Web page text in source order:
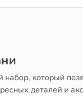
набор, который
деталей и